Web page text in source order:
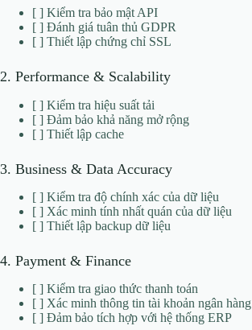
[ ] Kiểm tra bảo mật API
[ ] Đánh giá tuân thủ GDPR
[ ] Thiết lập chứng chỉ SSL
2. Performance & Scalability
[ ] Kiểm tra hiệu suất tải
[ ] Đảm bảo khả năng mở rộng
[ ] Thiết lập cache
3. Business & Data Accuracy
[ ] Kiểm tra độ chính xác của dữ liệu
[ ] Xác minh tính nhất quán của dữ liệu
[ ] Thiết lập backup dữ liệu
4. Payment & Finance
[ ] Kiểm tra giao thức thanh toán
[ ] Xác minh thông tin tài khoản ngân hàng
[ ] Đảm bảo tích hợp với hệ thống ERP